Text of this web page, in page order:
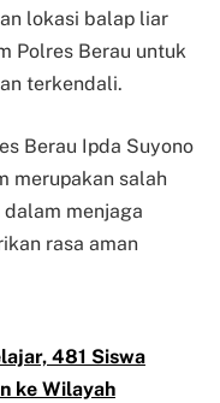
lokasi balap liar
Polres Berau untuk
terkendali.
Berau Ipda Suyono
merupakan salah
menjaga
rasa aman
481 Siswa
ke Wilayah